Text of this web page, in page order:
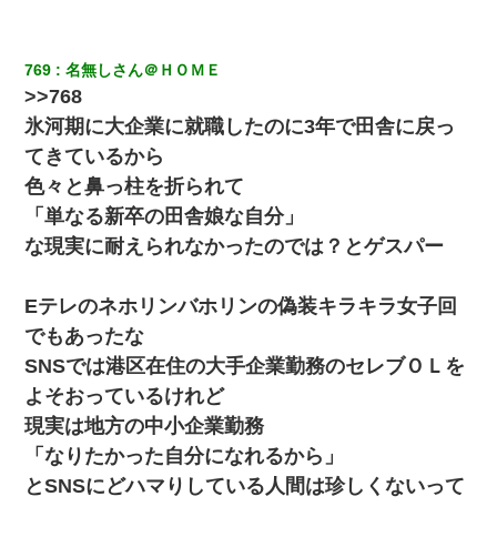
769 名無しさん＠ＨＯＭＥ
>>768
氷河期に大企業に就職したのに3年で田舎に戻っ
てきているから
色々と鼻っ柱を折られて
「単なる新卒の田舎娘な自分」
な現実に耐えられなかったのでは？とゲスパー
Eテレのネホリンバホリンの偽装キラキラ女子回
でもあったな
SNSでは港区在住の大手企業勤務のセレブＯＬを
よそおっているけれど
現実は地方の中小企業勤務
「なりたかった自分になれるから」
とSNSにどハマりしている人間は珍しくないって